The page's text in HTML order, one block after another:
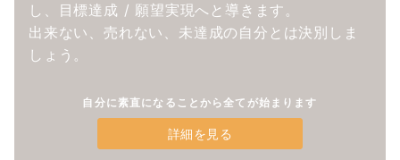
し、目標達成 / 願望実現へと導きます。
出来ない、売れない、未達成の自分とは決別しま
しょう。
自分に素直になることから全てが始まります
詳細を見る